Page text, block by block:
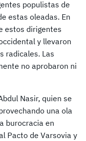
populistas de
estas oleadas. En
estos dirigentes
y llevaron
radicales. Las
no aprobaron ni
Nasir, quien se
una ola
burocracia en
Pacto de Varsovia y